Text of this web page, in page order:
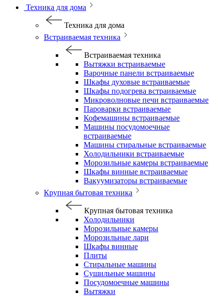
Техника для дома
Техника для дома
Встраиваемая техника
Встраиваемая техника
Вытяжки встраиваемые
Варочные панели встраиваемые
Шкафы духовые встраиваемые
Шкафы подогрева встраиваемые
Микроволновые печи встраиваемые
Пароварки встраиваемые
Кофемашины встраиваемые
Машины посудомоечные
встраиваемые
Машины стиральные встраиваемые
Холодильники встраиваемые
Морозильные камеры встраиваемые
Шкафы винные встраиваемые
Вакуумизаторы встраиваемые
Крупная бытовая техника
Крупная бытовая техника
Холодильники
Морозильные камеры
Морозильные лари
Шкафы винные
Плиты
Стиральные машины
Сушильные машины
Посудомоечные машины
Вытяжки